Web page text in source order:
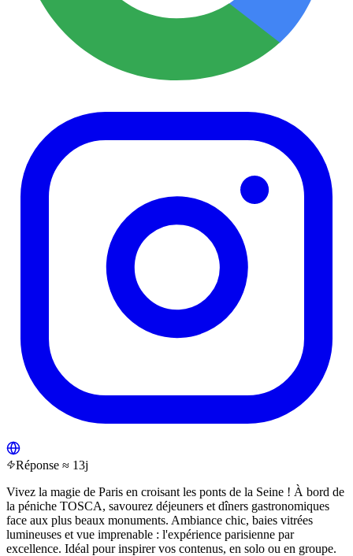
Réponse ≈ 13j
Vivez la magie de Paris en croisant les ponts de la Seine ! À bord de
la péniche TOSCA, savourez déjeuners et dîners gastronomiques
face aux plus beaux monuments. Ambiance chic, baies vitrées
lumineuses et vue imprenable : l'expérience parisienne par
excellence. Idéal pour inspirer vos contenus, en solo ou en groupe.